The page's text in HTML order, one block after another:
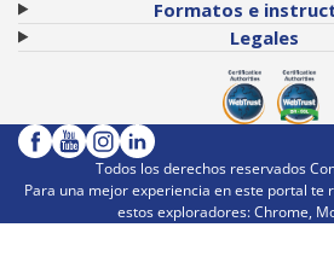
Formatos e
Legales
Todos los derechos reservados
Para una mejor experiencia en este portal te
estos exploradores: Chrome,